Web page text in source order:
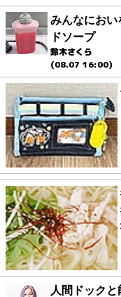
みんなにおい
ドソープ
鈴木さくら
(08.07 16:00)
人間ドック